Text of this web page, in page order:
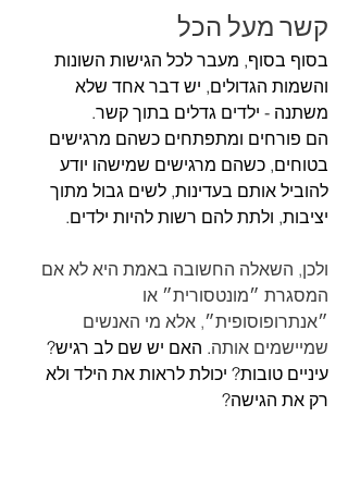
קשר מעל הכל
בסוף בסוף, מעבר לכל הגישות השונות
והשמות הגדולים, יש דבר אחד שלא
משתנה - ילדים גדלים בתוך קשר.
הם פורחים ומתפתחים כשהם מרגישים
בטוחים, כשהם מרגישים שמישהו יודע
להוביל אותם בעדינות, לשים גבול מתוך
יציבות, ולתת להם רשות להיות ילדים.
ולכן, השאלה החשובה באמת היא לא אם
המסגרת ״מונטסורית״ או
״אנתרופוסופית״, אלא מי האנשים
שמיישמים אותה. האם יש שם לב רגיש?
עיניים טובות? יכולת לראות את הילד ולא
רק את הגישה?